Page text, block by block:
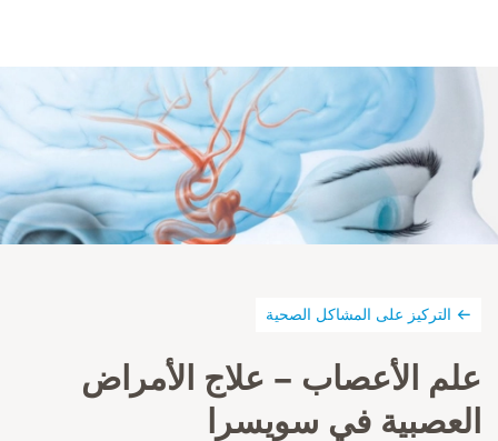
التركيز على المشاكل الصحية
علم الأعصاب – علاج الأمراض
العصبية في سويسرا